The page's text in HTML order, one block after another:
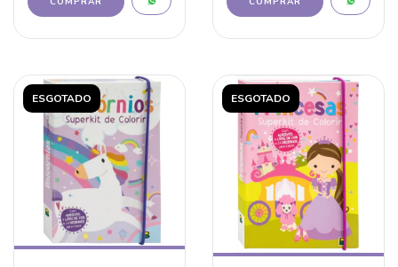
ESGOTADO ESGOTADO